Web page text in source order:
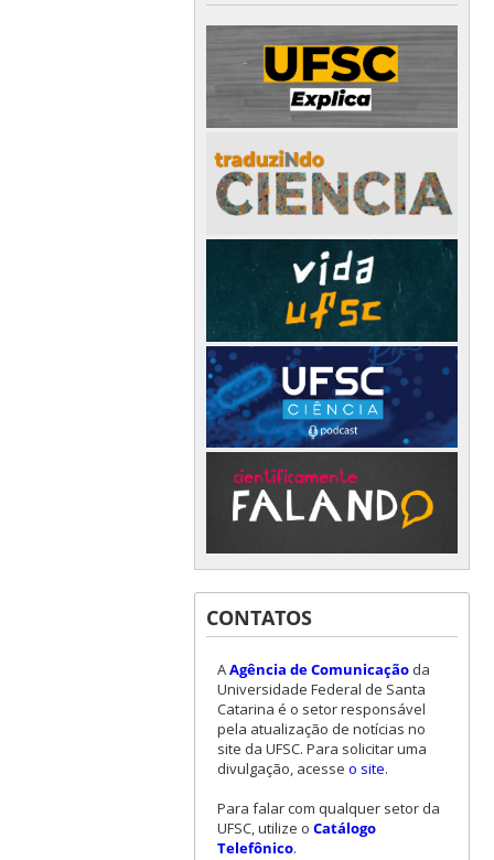
CONTATOS
AAgência de Comunicaçãoda
Universidade Federal de Santa
Catarina é o setor responsável
pela atualização de notícias no
site da UFSC. Para solicitar uma
divulgação, acesse o site.
Para falar com qualquer setor da
UFSC, utilize o Catálogo
Telefônico.